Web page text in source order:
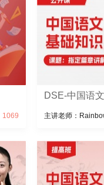
1069
DSE-中国语
主讲老师：